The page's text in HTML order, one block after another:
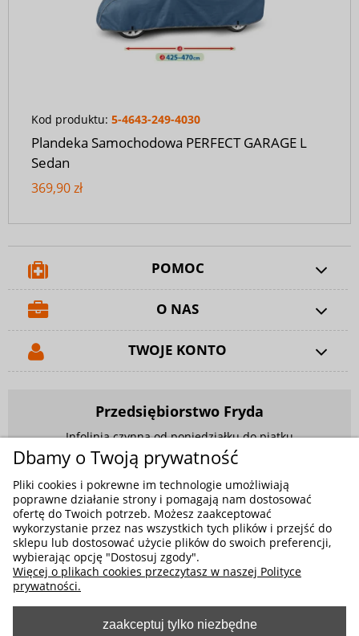
Kod produktu: 5-4643-249-4030
Plandeka Samochodowa PERFECT GARAGE L
Sedan
369,90 zł
POMOC
O NAS
TWOJE KONTO
Przedsiębiorstwo Fryda
Infolinia czynna od poniedziałku do piątku
w godzinach 9.00 - 17.00
881 703 704
E-mail:sklep@fryda.com.pl
Sklepy stacjonarne:
ul. Składowa 26, 34-400 Nowy Targ
ul. Żywiecka 91, 43-300 Bielsko-Biała
Dbamy o Twoją prywatność
Pliki cookies i pokrewne im technologie umożliwiają
poprawne działanie strony i pomagają nam dostosować
ofertę do Twoich potrzeb. Możesz zaakceptować
wykorzystanie przez nas wszystkich tych plików i przejść do
sklepu lub dostosować użycie plików do swoich preferencji,
wybierając opcję "Dostosuj zgody".
Więcej o plikach cookies przeczytasz w naszej Polityce
prywatności.
zaakceptuj tylko niezbędne